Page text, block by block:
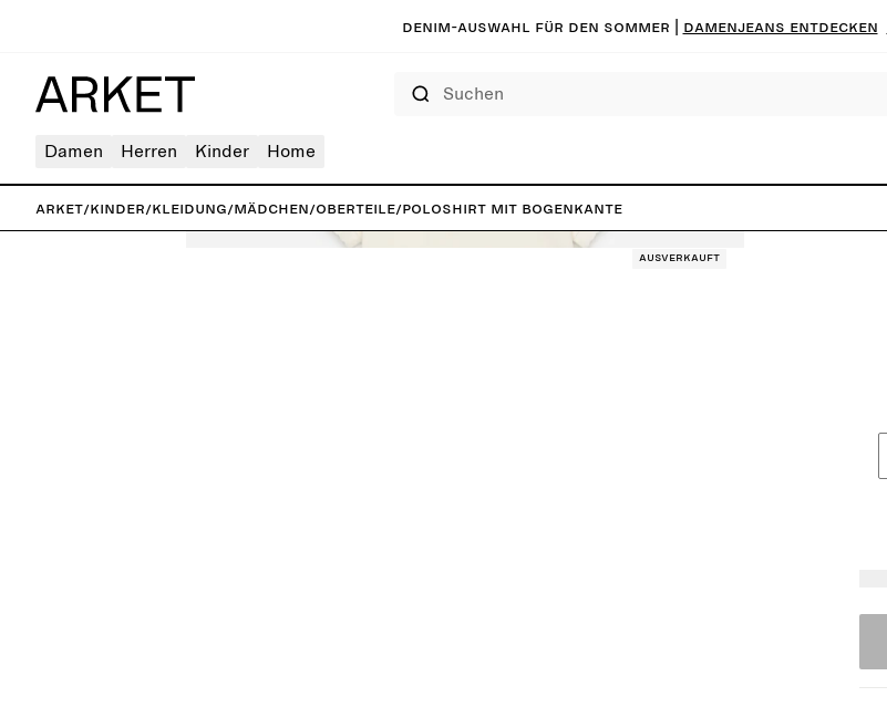
Denim-Auswahl für den Sommer | Damenjeans entdecken
Damen Herren Kinder Home
ARKET/Kinder/Kleidung/Mädchen/Oberteile/Poloshirt mit Bogenkante
Ausverkauft